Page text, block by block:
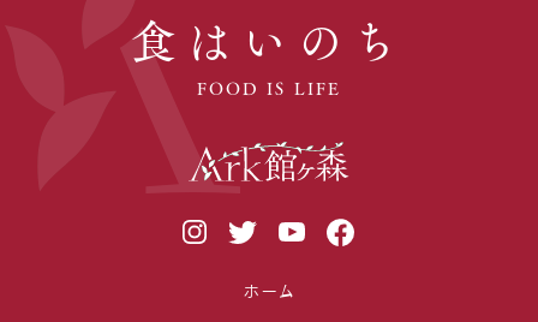
食はいのち
FOOD IS LIFE
ホーム